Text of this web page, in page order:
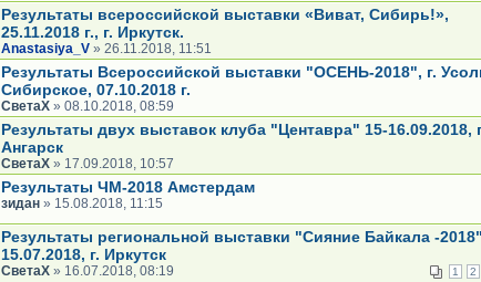
Результаты всероссийской выставки «Виват, Сибирь!»,
25.11.2018 г., г. Иркутск.
Anastasiya_V » 26.11.2018, 11:51
Результаты Всероссийской выставки "ОСЕНЬ-2018", г.
Сибирское, 07.10.2018 г.
СветаХ » 08.10.2018, 08:59
Результаты двух выставок клуба "Центавра" 15-16.09.2018,
Ангарск
СветаХ » 17.09.2018, 10:57
Результаты ЧМ-2018 Амстердам
зидан » 15.08.2018, 11:15
Результаты региональной выставки "Сияние Байкала -
15.07.2018, г. Иркутск
1 2
СветаХ » 16.07.2018, 08:19